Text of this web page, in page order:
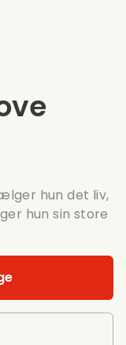
hun det liv,
hun sin store